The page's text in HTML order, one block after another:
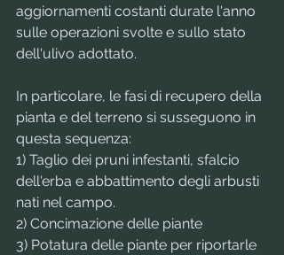
aggiornamenti costanti durate l'anno
sulle operazioni svolte e sullo stato
dell'ulivo adottato.
In particolare, le fasi di recupero della
pianta e del terreno si susseguono in
questa sequenza:
1) Taglio dei pruni infestanti, sfalcio
dell'erba e abbattimento degli arbusti
nati nel campo.
2) Concimazione delle piante
3) Potatura delle piante per riportarle